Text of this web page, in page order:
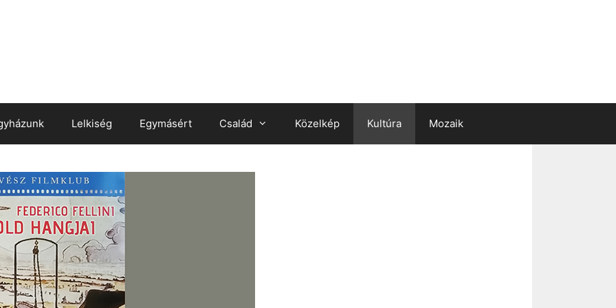
Lelkiség Egymásért Család Közelkép Kultúra Mozaik